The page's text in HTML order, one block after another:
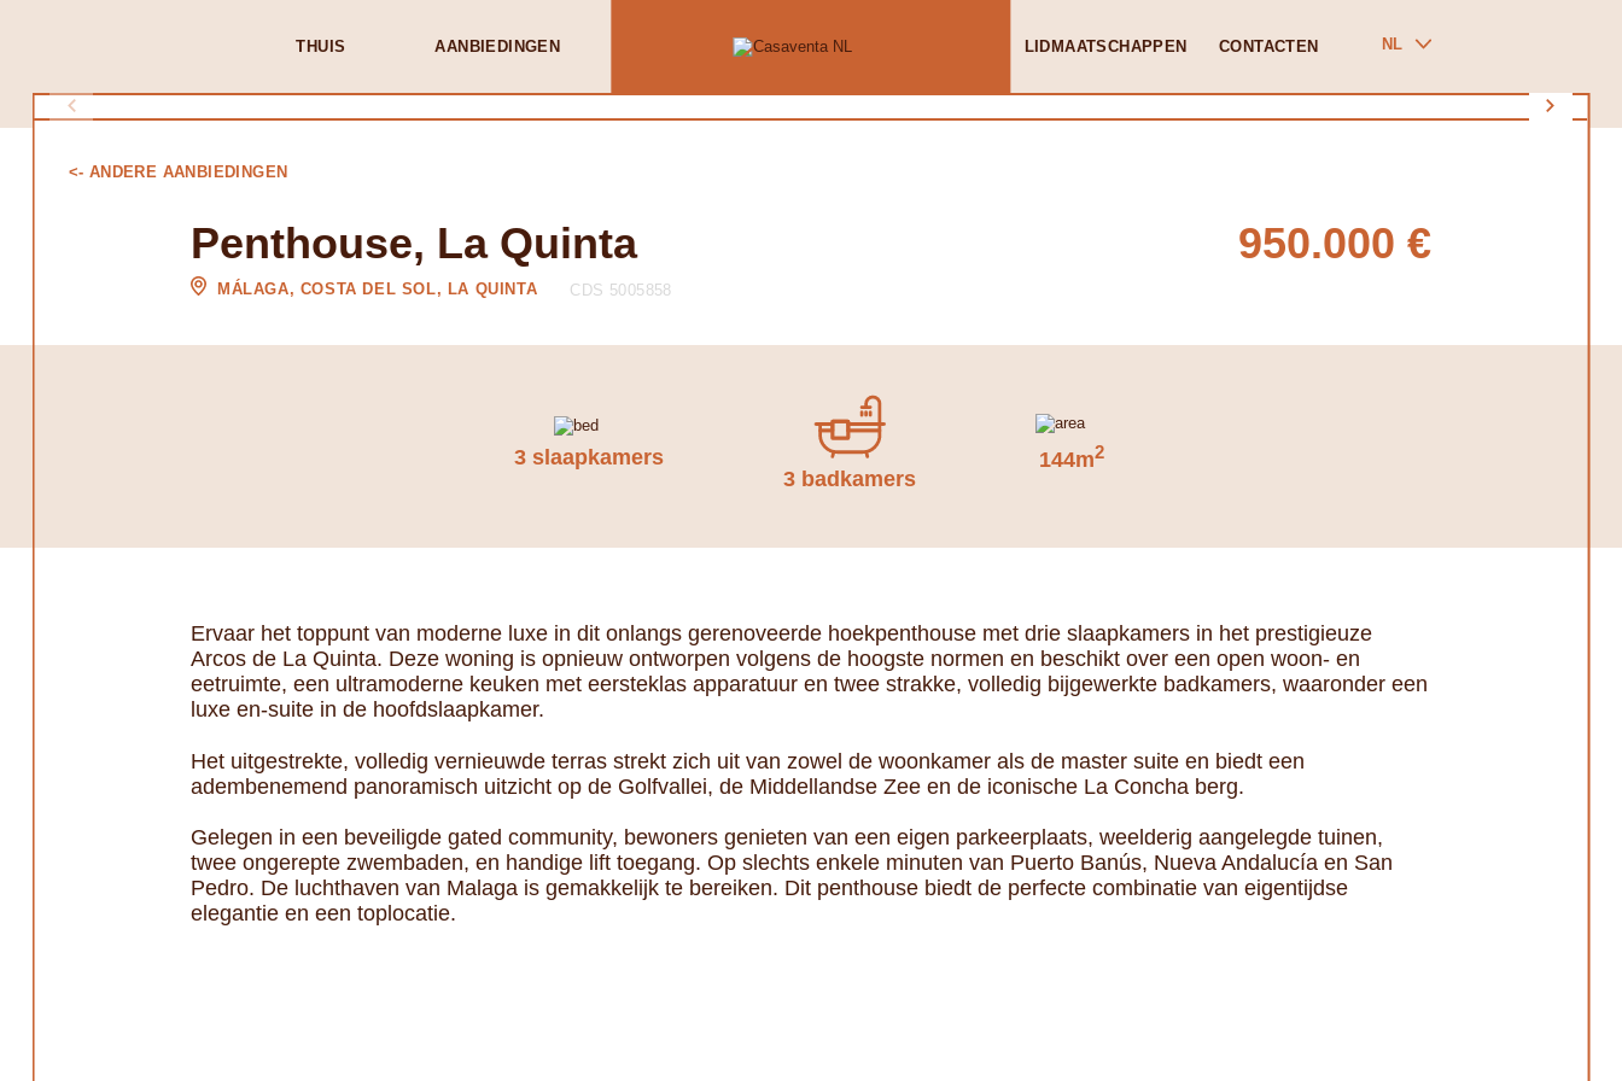
THUIS AANBIEDINGEN LIDMAATSCHAPPEN CONTACTEN NL
<- ANDERE AANBIEDINGEN
Penthouse, La Quinta
MÁLAGA, COSTA DEL SOL, LA QUINTA CDS 5005858
950.000 €
3 slaapkamers
3 badkamers
144m2
Ervaar het toppunt van moderne luxe in dit onlangs gerenoveerde hoekpenthouse met drie slaapkamers in het prestigieuze
Arcos de La Quinta. Deze woning is opnieuw ontworpen volgens de hoogste normen en beschikt over een open woon- en
eetruimte, een ultramoderne keuken met eersteklas apparatuur en twee strakke, volledig bijgewerkte badkamers, waaronder een
luxe en-suite in de hoofdslaapkamer.
Het uitgestrekte, volledig vernieuwde terras strekt zich uit van zowel de woonkamer als de master suite en biedt een
adembenemend panoramisch uitzicht op de Golfvallei, de Middellandse Zee en de iconische La Concha berg.
Gelegen in een beveiligde gated community, bewoners genieten van een eigen parkeerplaats, weelderig aangelegde tuinen,
twee ongerepte zwembaden, en handige lift toegang. Op slechts enkele minuten van Puerto Banús, Nueva Andalucía en San
Pedro. De luchthaven van Malaga is gemakkelijk te bereiken. Dit penthouse biedt de perfecte combinatie van eigentijdse
elegantie en een toplocatie.